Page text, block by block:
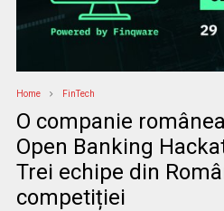
Home FinTech
O companie
Open Banking
Trei echipe din
competiției